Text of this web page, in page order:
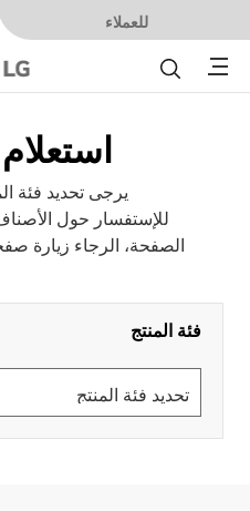
للعملاء
Menu
يرجى تحديد فئة
للإستفسار حول
الصفحة، الرجاء زيارة
فئة المنتج